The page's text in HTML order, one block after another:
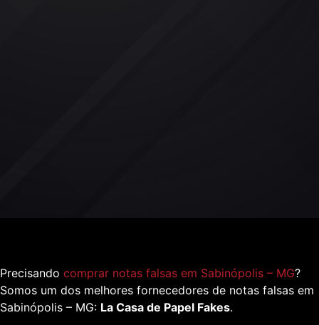
Precisando comprar notas falsas em Sabinópolis – MG?
Somos um dos melhores fornecedores de notas falsas em
Sabinópolis – MG: La Casa de Papel Fakes.